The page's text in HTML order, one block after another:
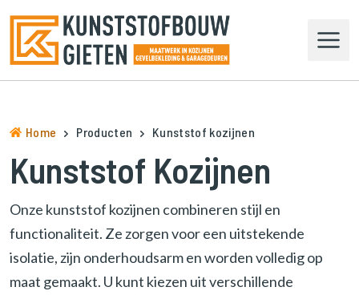
r
d
h
m
e
p
a
g
e
n
Home Producten Kunststof kozijnen
Kunststof Kozijnen
Onze kunststof kozijnen combineren stijl en
functionaliteit. Ze zorgen voor een uitstekende
isolatie, zijn onderhoudsarm en worden volledig op
maat gemaakt. U kunt kiezen uit verschillende